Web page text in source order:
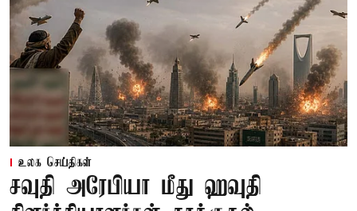
உலக செய்திகள்
சவுதி அரேபியா மீது ஹவுதி